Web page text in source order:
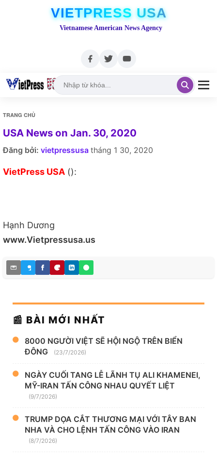
VIETPRESS USA
Vietnamese American News Agency
TRANG CHỦ
USA News on Jan. 30, 2020
Đăng bởi: vietpressusa tháng 1 30, 2020
VietPress USA ():
Hạnh Dương
www.Vietpressusa.us
📰 BÀI MỚI NHẤT
8000 NGƯỜI VIỆT SẼ HỘI NGỘ TRÊN BIỂN
ĐÔNG
(23/7/2026)
NGÀY CUỐI TANG LỄ LÃNH TỤ ALI KHAMENEI,
MỸ-IRAN TẤN CÔNG NHAU QUYẾT LIỆT
(9/7/2026)
TRUMP DỌA CẮT THƯƠNG MẠI VỚI TÂY BAN
NHA VÀ CHO LỆNH TẤN CÔNG VÀO IRAN
(8/7/2026)